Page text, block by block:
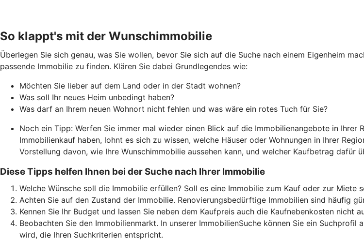
So klappt's mit der Wunschimmobilie
Überlegen Sie sich genau, was Sie wollen, bevor Sie sich auf die Suche nach einem Eigenheim
passende Immobilie zu finden. Klären Sie dabei Grundlegendes wie:
Möchten Sie lieber auf dem Land oder in der Stadt wohnen?
Was soll Ihr neues Heim unbedingt haben?
Was darf an Ihrem neuen Wohnort nicht fehlen und was wäre ein rotes Tuch für Sie?
Noch ein Tipp: Werfen Sie immer mal wieder einen Blick auf die Immobilienangebote in Ihrer
Immobilienkauf haben, lohnt es sich zu wissen, welche Häuser oder Wohnungen in Ihrer
Vorstellung davon, wie Ihre Wunschimmobilie aussehen kann, und welcher Kaufbetrag
Diese Tipps helfen Ihnen bei der Suche nach Ihrer Immobilie
Welche Wünsche soll die Immobilie erfüllen? Soll es eine Immobilie zum Kauf oder zur Miete
Achten Sie auf den Zustand der Immobilie. Renovierungsbedürftige Immobilien sind häufig
Kennen Sie Ihr Budget und lassen Sie neben dem Kaufpreis auch die Kaufnebenkosten nicht
Beobachten Sie den Immobilienmarkt. In unserer ImmobilienSuche können Sie ein
wird, die Ihren Suchkriterien entspricht.